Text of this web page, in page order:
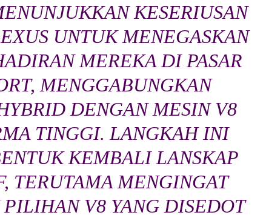
KESERIUSAN
UNTUK MENEGASKAN
MEREKA DI PASAR
MENGGABUNGKAN
DENGAN MESIN V8
TINGGI. LANGKAH INI
KEMBALI LANSKAP
TERUTAMA MENGINGAT
V8 YANG DISEDOT